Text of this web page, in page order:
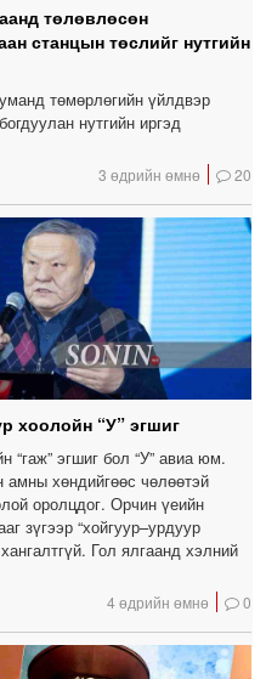
төлөвлөсөн
станцын төслийг нутгийн
төмөрлөгийн үйлдвэр
нутгийн иргэд
3 өдрийн өмнө 20
хоолойн “У” эгшиг
“гаж” эгшиг бол “У” авиа юм.
амны хөндийгөөс чөлөөтэй
оролцдог. Орчин үеийн
зүгээр “хойгуур–урдуур
Гол ялгаанд хэлний
4 өдрийн өмнө 0